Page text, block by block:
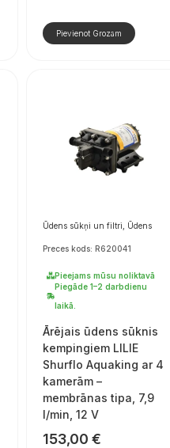
Pievienot Grozam
Ūdens sūkņi un filtri, Ūdens
Preces kods: R620041
Pieejams mūsu noliktavā
Piegāde 1–2 darbdienu
laikā.
Ārējais ūdens sūknis
kempingiem LILIE
Shurflo Aquaking ar 4
kamerām –
membrānas tipa, 7,9
l/min, 12 V
153,00 €